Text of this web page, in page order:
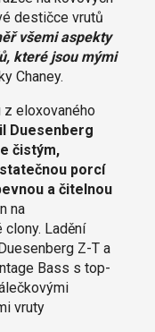
destičce vrutů
všemi aspekty
které jsou mými
Chaney.
z eloxovaného
Duesenberg
čistým,
porcí
a čitelnou
na
Ladění
Z-T a
Bass s top-
vruty